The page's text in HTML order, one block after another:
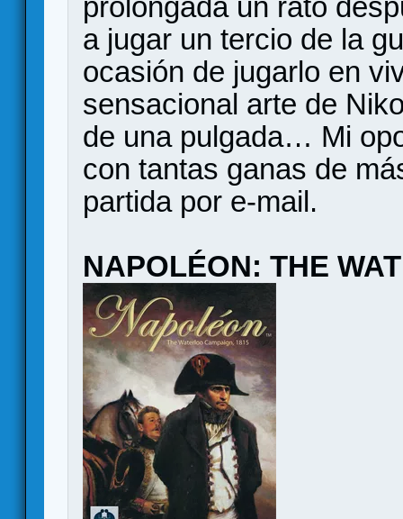
prolongada un rato
a jugar un tercio de la
ocasión de jugarlo en
sensacional arte de
de una pulgada… Mi
con tantas ganas de
partida por e-mail.
NAPOLÉON: THE